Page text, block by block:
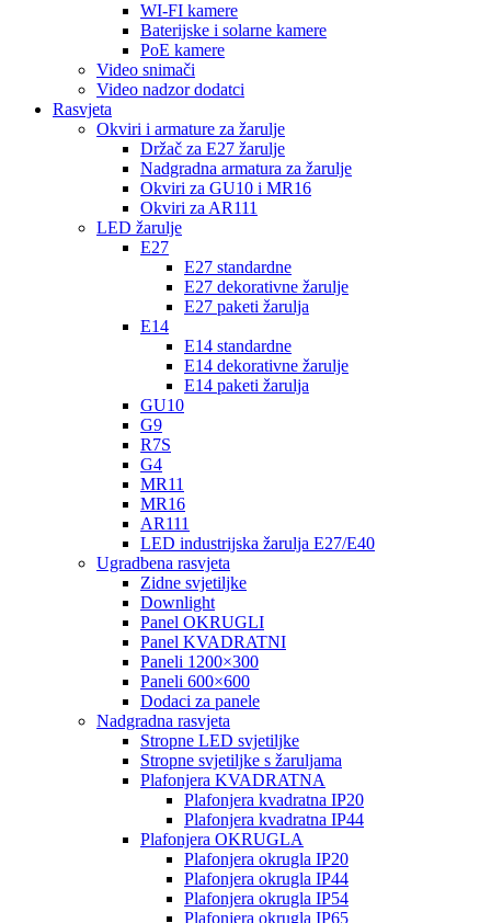
WI-FI kamere
Baterijske i solarne kamere
PoE kamere
Video snimači
Video nadzor dodatci
Rasvjeta
Okviri i armature za žarulje
Držač za E27 žarulje
Nadgradna armatura za žarulje
Okviri za GU10 i MR16
Okviri za AR111
LED žarulje
E27
E27 standardne
E27 dekorativne žarulje
E27 paketi žarulja
E14
E14 standardne
E14 dekorativne žarulje
E14 paketi žarulja
GU10
G9
R7S
G4
MR11
MR16
AR111
LED industrijska žarulja E27/E40
Ugradbena rasvjeta
Zidne svjetiljke
Downlight
Panel OKRUGLI
Panel KVADRATNI
Paneli 1200×300
Paneli 600×600
Dodaci za panele
Nadgradna rasvjeta
Stropne LED svjetiljke
Stropne svjetiljke s žaruljama
Plafonjera KVADRATNA
Plafonjera kvadratna IP20
Plafonjera kvadratna IP44
Plafonjera OKRUGLA
Plafonjera okrugla IP20
Plafonjera okrugla IP44
Plafonjera okrugla IP54
Plafonjera okrugla IP65